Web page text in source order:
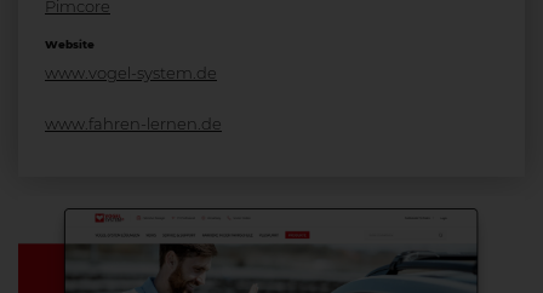
Pimcore
Website
www.vogel-system.de
www.fahren-lernen.de